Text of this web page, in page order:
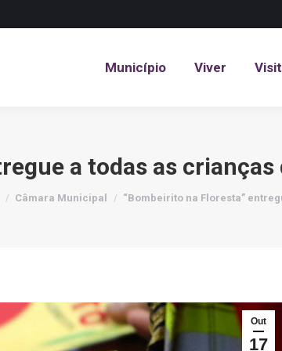
Município Viver
a todas as
Câmara Municipal “Bombeirito na Floresta”
Out
17
Município Viver